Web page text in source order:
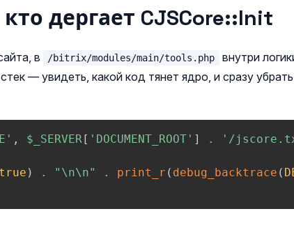
дергает CJSCore::Init
в /bitrix/modules/main/tools.php внутри
— увидеть, какой код тянет ядро, и сразу
, $_SERVER[ 'DOCUMENT_ROOT' ] . '/
true ) . "\n\n" . print_r ( debug_backtrace (